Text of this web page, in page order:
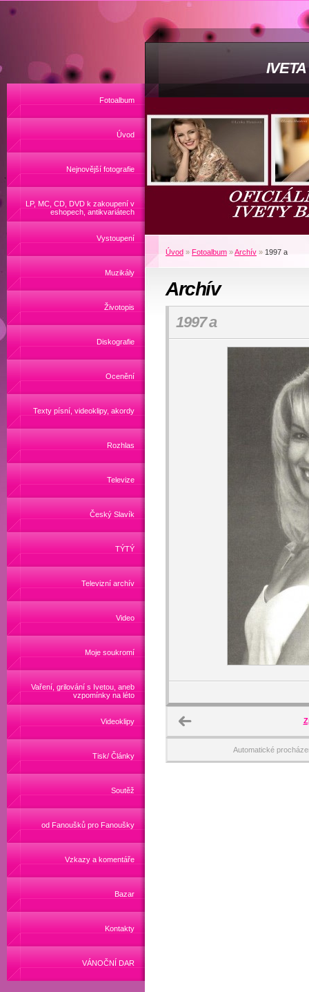
Fotoalbum
Úvod
Nejnovější fotografie
LP, MC, CD, DVD k zakoupení v
eshopech, antikvariátech
Vystoupení
Muzikály
Životopis
Diskografie
Ocenění
Texty písní, videoklipy, akordy
Rozhlas
Televize
Český Slavík
TÝTÝ
Televizní archív
Video
Moje soukromí
Vaření, grilování s Ivetou, aneb
vzpomínky na léto
Videoklipy
Tisk/ Články
Soutěž
od Fanoušků pro Fanoušky
Vzkazy a komentáře
Bazar
Kontakty
VÁNOČNÍ DAR
Úvod » Fotoalbum »Archív » 1997 a
Archív
1997 a
Automatické